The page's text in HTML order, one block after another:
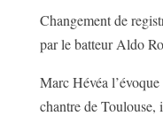
Changement de
par le batteur Aldo
Marc Hévéa
chantre de Toulouse,